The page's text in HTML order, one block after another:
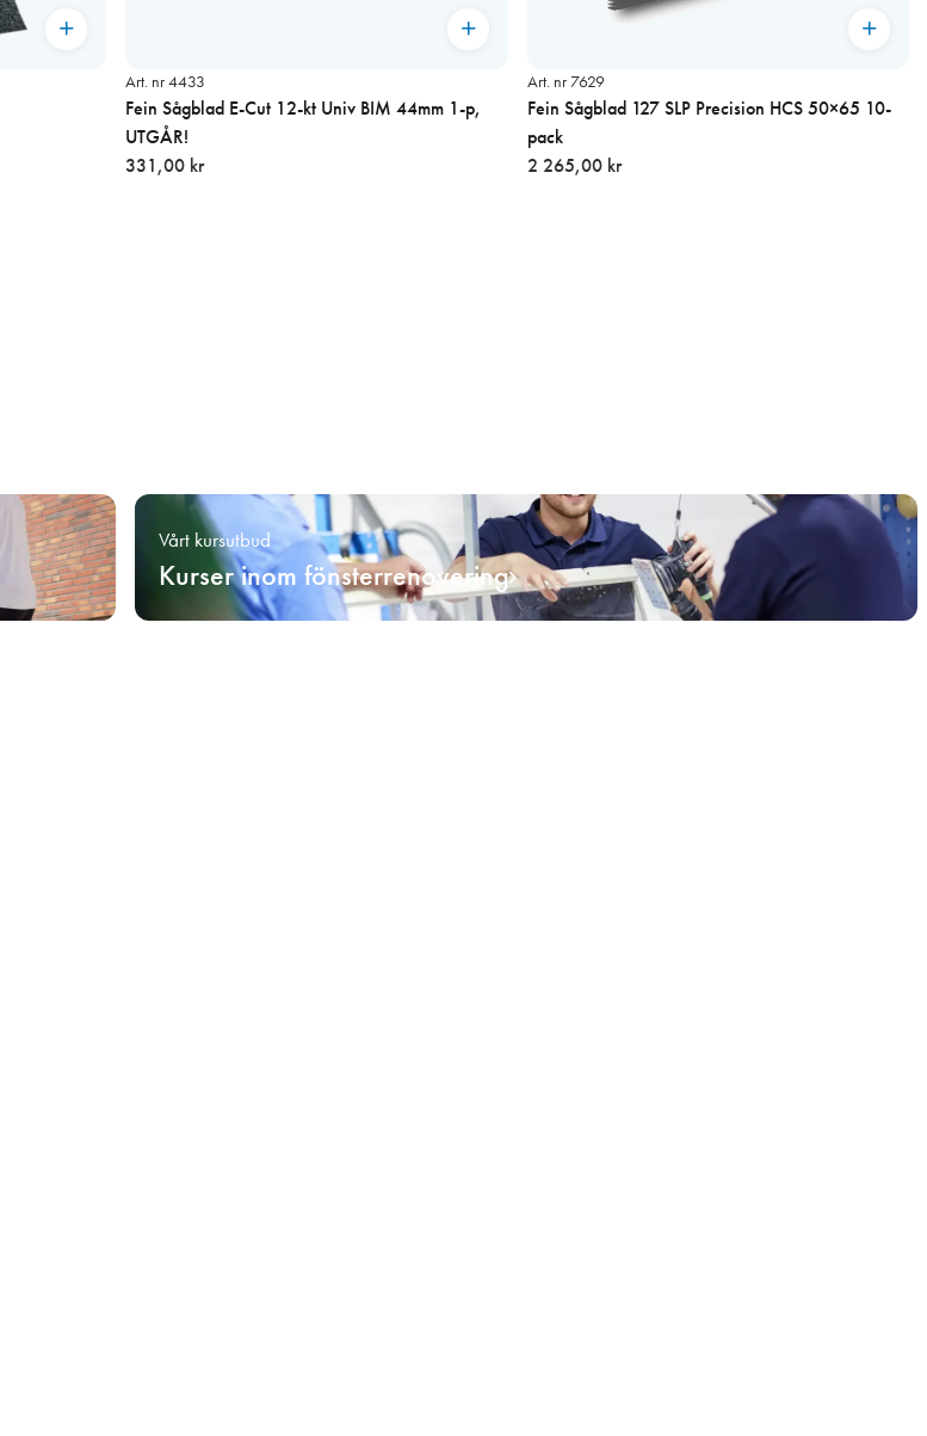
Art. nr 4433
Fein Sågblad E-Cut 12-kt Univ BIM 44mm 1-p,
UTGÅR!
331,00 kr
Art. nr 7629
Fein Sågblad 127 SLP Precision HCS 50×65 10-
pack
2 265,00 kr
Vårt kursutbud
Kurser inom fönsterrenovering